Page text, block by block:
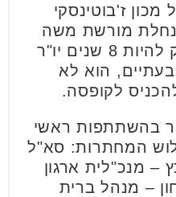
ז'בוטינסקי
מורשת משה
שרת, ועל הדרך הספיק להיות 8 שנים יו"ר
הוא לא
לקופסה.
בהשתתפות ראשי
המחתרות: סא"ל
מנכ"לית ארגון
– מנהל ברית